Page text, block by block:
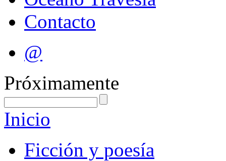
Contacto
@
Próximamente
Inicio
Ficción y poesía